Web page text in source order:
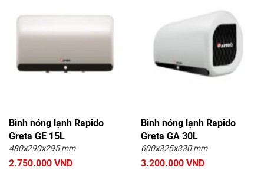
Bình nóng lạnh Rapido
Greta GE 15L
480x290x295 mm
2.750.000 VND
Bình nóng lạnh Rapido
Greta GA 30L
600x325x330 mm
3.200.000 VND